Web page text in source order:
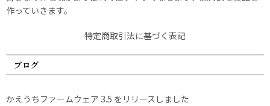
作っていきます。
特定商取引法に基づく表記
ブログ
かえうちファームウェア 3.5 をリリースしました